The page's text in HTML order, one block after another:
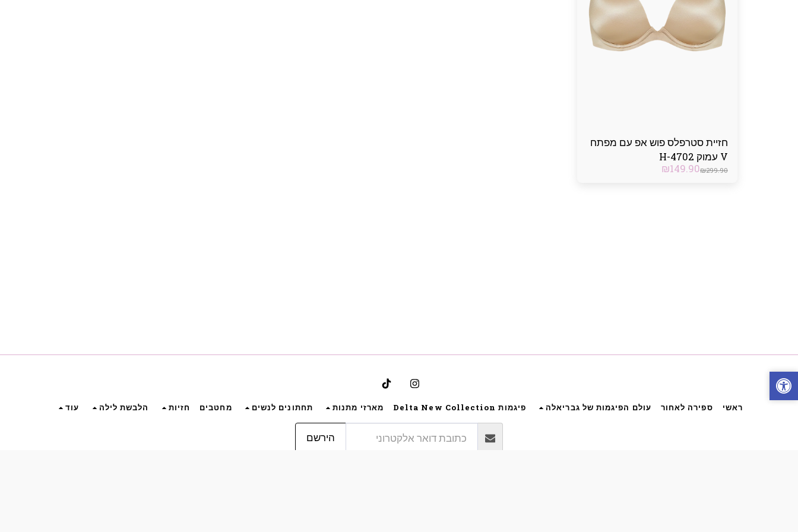
חזיית סטרפלס פוש אפ עם מפתח
V עמוק H-4702
₪299.90
₪149.90
ראשי ספירה לאחור עולם הפיגמות של גבריאלה פיגמות Delta New Collection מארזי מתנות תחתונים לנשים מחטבים חזיות הלבשת לילה עוד
הירשם